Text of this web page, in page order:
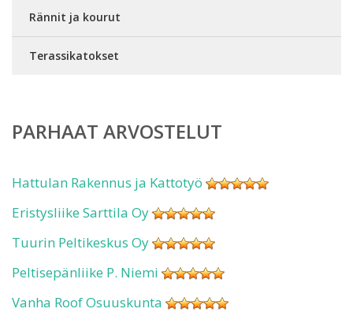
Rännit ja kourut
Terassikatokset
PARHAAT ARVOSTELUT
Hattulan Rakennus ja Kattotyö
Eristysliike Sarttila Oy
Tuurin Peltikeskus Oy
Peltisepänliike P. Niemi
Vanha Roof Osuuskunta